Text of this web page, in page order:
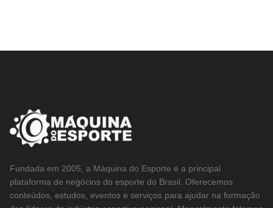
Fundada em 2005, a Máquina do Esporte é a principal
plataforma de negócios do esporte do Brasil. Oferecemos
conteúdos, estudos, eventos e serviços para ajudar na formação